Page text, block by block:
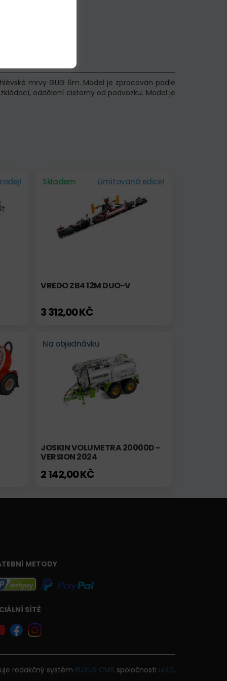
mrvy GUG 6m. Model je zpracován podle
oddělení cisterny od podvozku. Model je
Skladem Limitovaná edice!
VREDO ZB4 12M DUO-V
3 312,00 KČ
Na objednávku
JOSKIN VOLUMETRA 20000D -
VERSION 2024
2 142,00 KČ
METODY
SÍTĚ
redakčný systém BUXUS CMS spoločnosti ui42.